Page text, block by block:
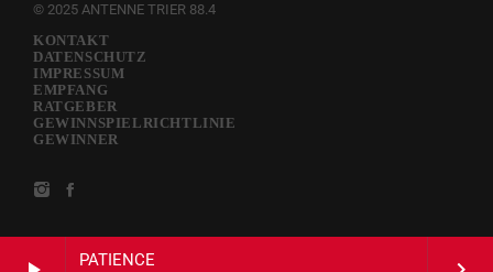
PATIENCE
© 2025 ANTENNE TRIER 88.4
KONTAKT
DATENSCHUTZ
IMPRESSUM
EMPFANG
RATGEBER
GEWINNSPIELRICHTLINIE
GEWINNER